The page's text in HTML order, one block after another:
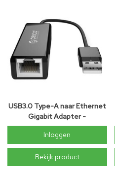
USB3.0 Type-A naar Ethernet
Gigabit Adapter -
10/100/1000Mbps - Zwart
Inloggen
Bekijk product